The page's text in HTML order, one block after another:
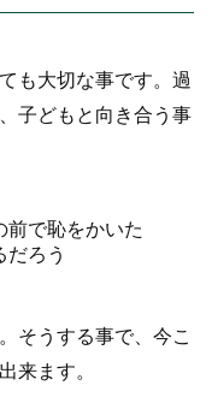
も大切な事です。過
子どもと向き合う事
前で恥をかいた
だろう
そうする事で、今こ
来ます。